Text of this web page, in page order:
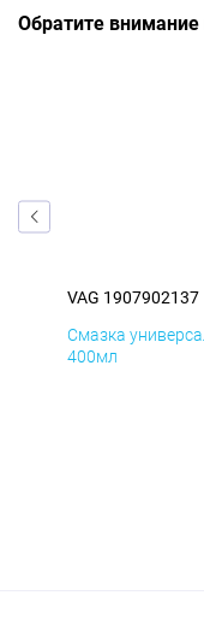
Обратите
VAG 1907902137
Смазка
400мл